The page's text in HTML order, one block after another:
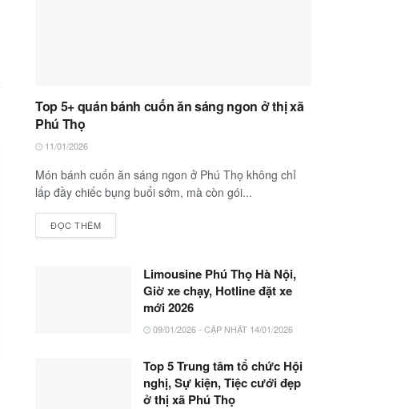
Top 5+ quán bánh cuốn ăn sáng ngon ở thị xã
Phú Thọ
11/01/2026
Món bánh cuốn ăn sáng ngon ở Phú Thọ không chỉ
lấp đầy chiếc bụng buổi sớm, mà còn gói...
ĐỌC THÊM
Limousine Phú Thọ Hà Nội,
Giờ xe chạy, Hotline đặt xe
mới 2026
09/01/2026 - CẬP NHẬT 14/01/2026
Top 5 Trung tâm tổ chức Hội
nghị, Sự kiện, Tiệc cưới đẹp
ở thị xã Phú Thọ